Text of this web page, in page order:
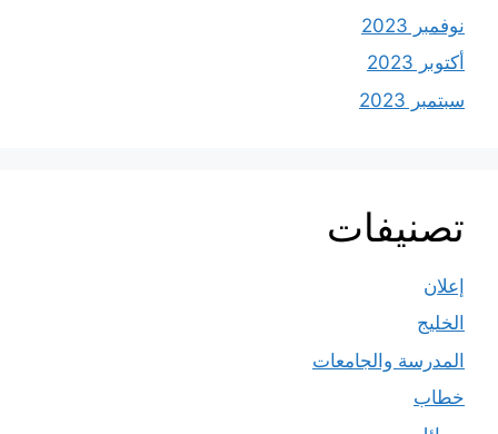
نوفمبر 2023
أكتوبر 2023
سبتمبر 2023
تصنيفات
إعلان
الخليج
المدرسة والجامعات
خطاب